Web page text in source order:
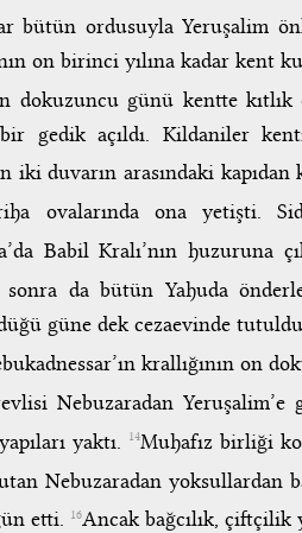
bütün ordusuyla Yeruşalim
on birinci yılına kadar kent
dokuzuncu günü kentte
gedik açıldı. Kildaniler
iki duvarın arasındaki
ovalarında ona yetişti.
Babil Kralı’nın huzuruna
sonra da bütün Yahuda
güne dek cezaevinde
krallığının on
Nebuzaradan Yeruşalim’e
yaktı.
14Muhafız birliği
Nebuzaradan yoksullardan
etti. 16Ancak bağcılık, çiftçilik